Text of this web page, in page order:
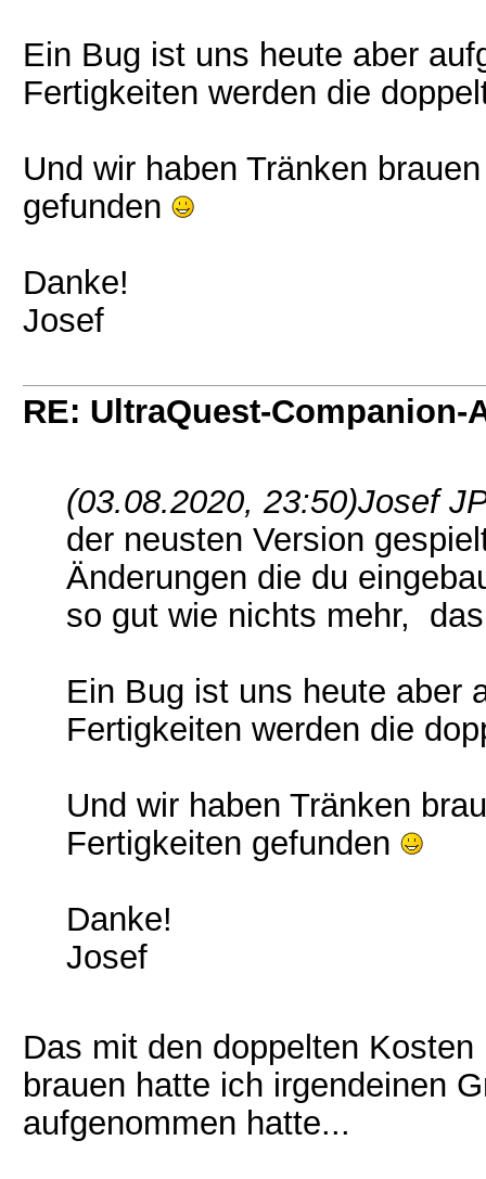
Ein Bug ist uns heute aber
Fertigkeiten werden die
Und wir haben Tränken
gefunden
Danke!
Josef
RE: UltraQuest-Companion-
(03.08.2020, 23:50)Josef
der neusten Version
Änderungen die du
so gut wie nichts mehr,
Ein Bug ist uns heute aber
Fertigkeiten werden die
Und wir haben Tränken
Fertigkeiten gefunden
Danke!
Josef
Das mit den doppelten
brauen hatte ich irgendeinen
aufgenommen hatte...